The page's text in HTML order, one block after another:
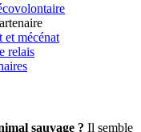
et mécénat
relais
sauvage ? Il semble